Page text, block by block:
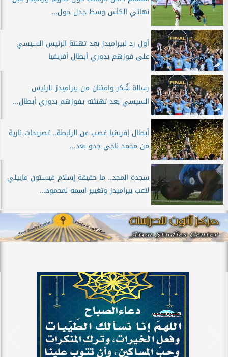
نهائي الكأس وسط جدل حول...
أول رد لبيراميدز بعد تهنئة الرئيس السيسي
على فوزهم بدوري أبطال أفريقيا
رسالة شُكر وامتنان من بيراميدز للرئيس
السيسي بعد تهنئته بـفوزهم بدوري أبطال...
أبطال إفريقيا غصب عن الرابطة.. تصريحات نارية
من محمد ناجي جدو بعد...
سجدة المجد.. ما حقيقة إسلام فيستون ماييلي
لاعب بيراميدز وتغيير اسمه لمحمود...